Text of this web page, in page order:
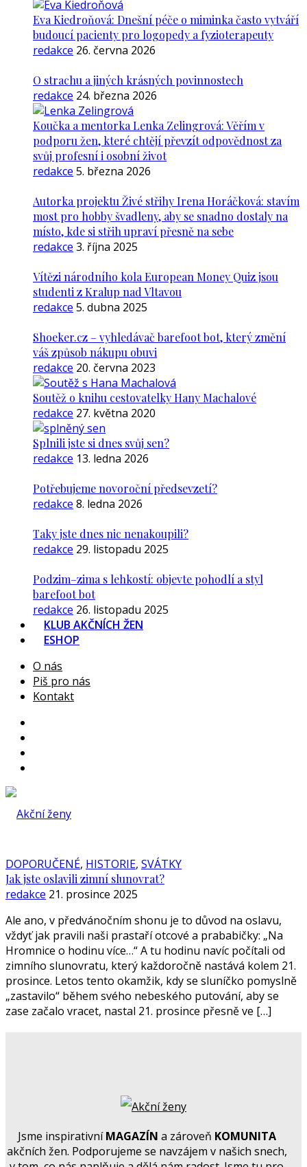
Eva Kiedroňová: Dnešní péče o miminka často vytváří
budoucí pacienty pro logopedy a fyzioterapeuty
redakce 26. června 2026
O strachu a jiných krásných povinnostech
redakce 24. března 2026
Koučka a mentorka Lenka Zelingrová: Věřím v
podporu žen, které chtějí převzít odpovědnost za
svůj profesní i osobní život
redakce 5. března 2026
Autorka projektu Živé střihy Irena Horáčková: stavím
most pro hobby švadleny, aby se snadno dostaly na
místo, kde si střih upraví přesně na sebe
redakce 3. října 2025
Vítězi národního kola European Money Quiz jsou
studenti z Kralup nad Vltavou
redakce 5. dubna 2025
Shoeker.cz – vyhledávač barefoot bot, který změní
váš způsob nákupu obuvi
redakce 20. června 2023
Soutěž o knihu cestovatelky Hany Machalové
redakce 27. května 2020
Splnili jste si dnes svůj sen?
redakce 13. ledna 2026
Potřebujeme novoroční předsevzetí?
redakce 8. ledna 2026
Taky jste dnes nic nenakoupili?
redakce 29. listopadu 2025
Podzim–zima s lehkostí: objevte pohodlí a styl
barefoot bot
redakce 26. listopadu 2025
KLUB AKČNÍCH ŽEN
ESHOP
O nás
Piš pro nás
Kontakt
DOPORUČENÉ, HISTORIE, SVÁTKY
Jak jste oslavili zimní slunovrat?
redakce 21. prosince 2025
Ale ano, v předvánočním shonu je to důvod na oslavu,
vždyť jak pravili naši prastaří otcové a prababičky: „Na
Hromnice o hodinu více…“ A tu hodinu navíc počítali od
zimního slunovratu, který každoročně nastává kolem 21.
prosince. Letos tento okamžik, kdy se sluníčko pomyslně
„zastavilo“ během svého nebeského putování, aby se
zase začalo vracet, nastal 21. prosince přesně ve […]
Jsme inspirativníMAGAZÍN a zároveň KOMUNITA
akčních žen. Podporujeme se navzájem v našich snech,